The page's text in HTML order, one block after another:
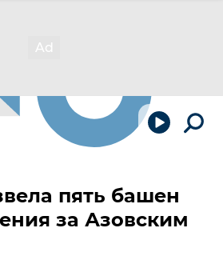
пять башен
за Азовским